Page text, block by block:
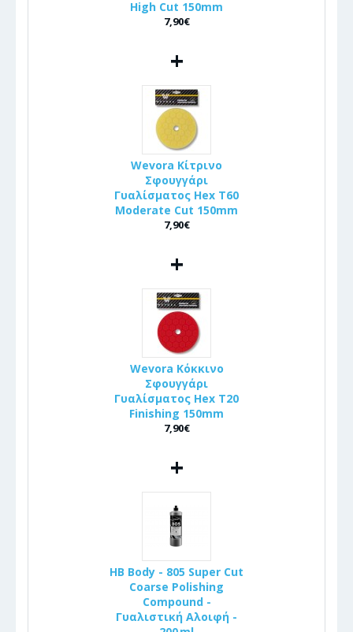
High Cut 150mm
7,90€
+
Wevora Κίτρινο
Σφουγγάρι
Γυαλίσματος Hex T60
Moderate Cut 150mm
7,90€
+
Wevora Κόκκινο
Σφουγγάρι
Γυαλίσματος Hex T20
Finishing 150mm
7,90€
+
HB Body - 805 Super Cut
Coarse Polishing
Compound -
Γυαλιστική Αλοιφή -